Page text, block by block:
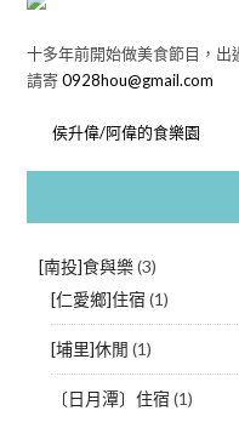
十多年前開始做美食節目，
請寄0928hou@gmail.com
侯升偉/阿偉的食樂園
[南投]食與樂(3)
[仁愛鄉]住宿 (1)
[埔里]休閒 (1)
〔日月潭〕住宿 (1)